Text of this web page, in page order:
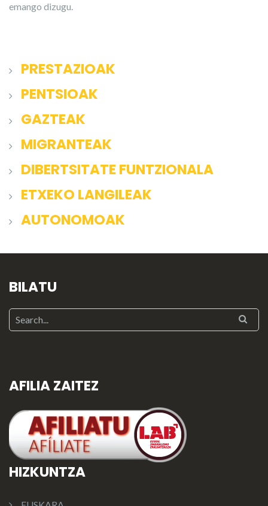
emango dizugu.
PRESTAZIOAK
PENTSIOAK
GAZTEAK
MIGRANTEAK
DIBERTSITATE FUNTZIONALA
ETXEKO LANGILEAK
AUTONOMOAK
BILATU
AFILIA ZAITEZ
HIZKUNTZA